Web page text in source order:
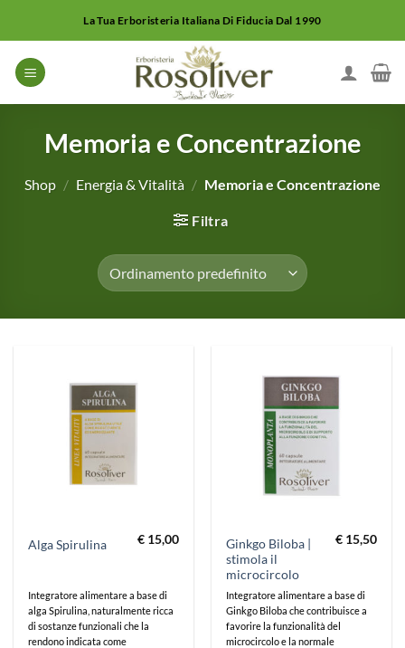
contenuti
La Tua Erboristeria Italiana Di Fiducia Dal 1990
Memoria e Concentrazione
Shop / Energia & Vitalità / Memoria e Concentrazione
Filtra
Alga Spirulina €15,00
Integratore alimentare a base di
alga Spirulina, naturalmente ricca
di sostanze funzionali che la
rendono indicata come
Ginkgo Biloba |
stimola il
microcircolo
€15,50
Integratore alimentare a base di
Ginkgo Biloba che contribuisce a
favorire la funzionalità del
microcircolo e la normale